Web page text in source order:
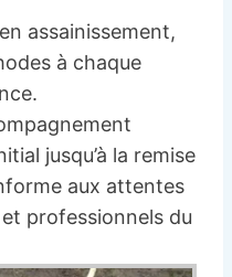
assainissement,
à chaque
jusqu’à la remise
aux attentes
professionnels du